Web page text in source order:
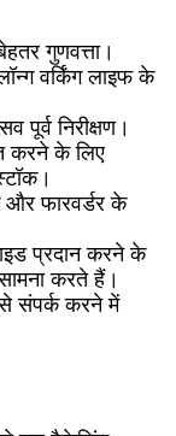
गुणवत्ता।
वर्किंग लाइफ के
निरीक्षण।
करने के लिए
और फारवर्डर के
प्रदान करने के
करते हैं।
संपर्क करने में